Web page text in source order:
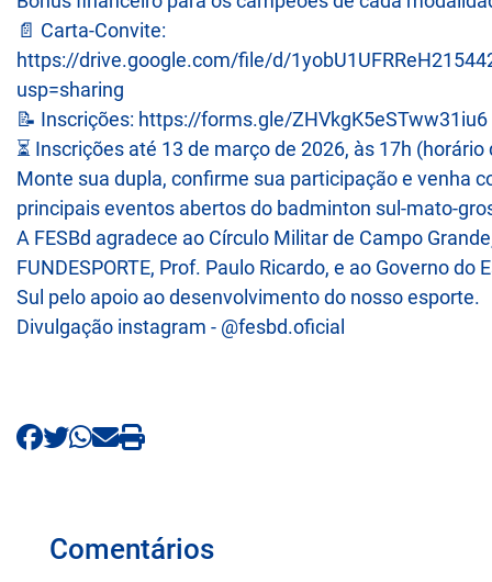
📄 Carta-Convite:
https://drive.google.com/file/d/
usp=sharing
📝 Inscrições: https://forms.gle/ZHVkgK5eSTww31iu6
⏳ Inscrições até 13 de março de 2026, às 17h
Monte sua dupla, confirme sua participação e venha
principais eventos abertos do badminton sul-mato-
A FESBd agradece ao Círculo Militar de Campo
FUNDESPORTE, Prof. Paulo Ricardo, e ao Governo do
Sul pelo apoio ao desenvolvimento do nosso esporte.
Divulgação instagram - @fesbd.oficial
Comentários